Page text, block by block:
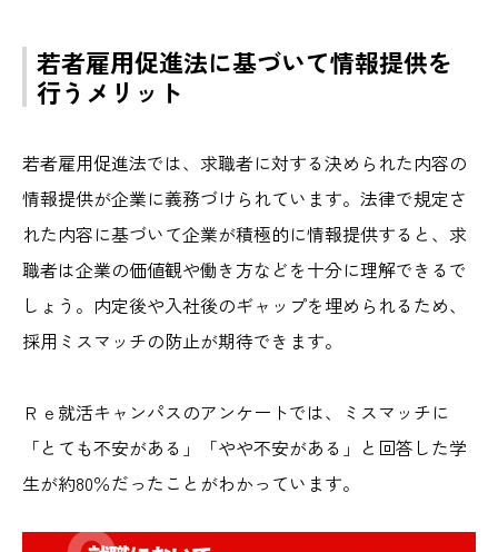
若者雇用促進法に基づいて情報提供を
行うメリット
若者雇用促進法では、求職者に対する決められた内容の
情報提供が企業に義務づけられています。法律で規定さ
れた内容に基づいて企業が積極的に情報提供すると、求
職者は企業の価値観や働き方などを十分に理解できるで
しょう。内定後や入社後のギャップを埋められるため、
採用ミスマッチの防止が期待できます。
Ｒｅ就活キャンパスのアンケートでは、ミスマッチに
「とても不安がある」「やや不安がある」と回答した学
生が約80％だったことがわかっています。